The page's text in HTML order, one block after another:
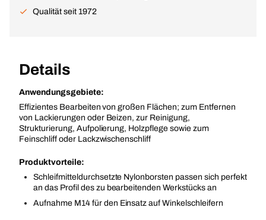
Qualität seit 1972
Details
Anwendungsgebiete:
Effizientes Bearbeiten von großen Flächen; zum Entfernen
von Lackierungen oder Beizen, zur Reinigung,
Strukturierung, Aufpolierung, Holzpflege sowie zum
Feinschliff oder Lackzwischenschliff
Produktvorteile:
Schleifmitteldurchsetzte Nylonborsten passen sich perfekt
an das Profil des zu bearbeitenden Werkstücks an
Aufnahme M14 für den Einsatz auf Winkelschleifern